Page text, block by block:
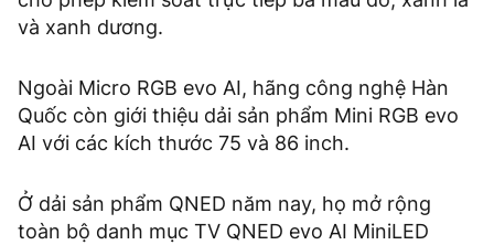
và xanh dương.
Ngoài Micro RGB evo AI, hãng công nghệ Hàn
Quốc còn giới thiệu dải sản phẩm Mini RGB evo
AI với các kích thước 75 và 86 inch.
Ở dải sản phẩm QNED năm nay, họ mở rộng
toàn bộ danh mục TV QNED evo AI MiniLED